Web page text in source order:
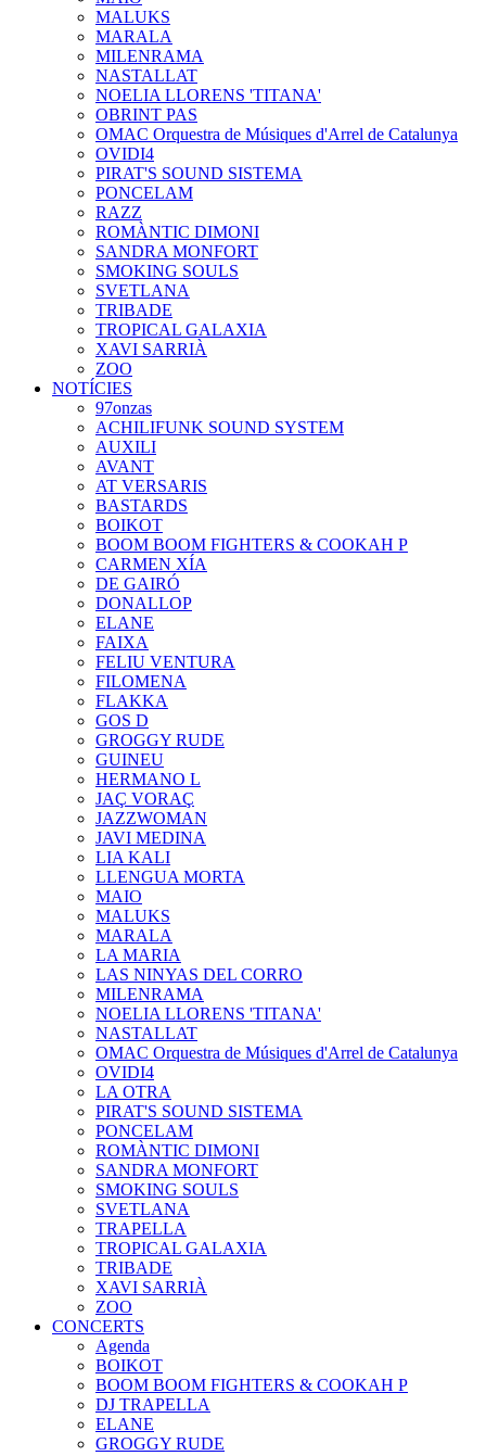
MALUKS
MARALA
MILENRAMA
NASTALLAT
NOELIA LLORENS 'TITANA'
OBRINT PAS
OMAC Orquestra de Músiques d'Arrel de Catalunya
OVIDI4
PIRAT'S SOUND SISTEMA
PONCELAM
RAZZ
ROMÀNTIC DIMONI
SANDRA MONFORT
SMOKING SOULS
SVETLANA
TRIBADE
TROPICAL GALAXIA
XAVI SARRIÀ
ZOO
NOTÍCIES
97onzas
ACHILIFUNK SOUND SYSTEM
AUXILI
AVANT
AT VERSARIS
BASTARDS
BOIKOT
BOOM BOOM FIGHTERS & COOKAH P
CARMEN XÍA
DE GAIRÓ
DONALLOP
ELANE
FAIXA
FELIU VENTURA
FILOMENA
FLAKKA
GOS D
GROGGY RUDE
GUINEU
HERMANO L
JAÇ VORAÇ
JAZZWOMAN
JAVI MEDINA
LIA KALI
LLENGUA MORTA
MAIO
MALUKS
MARALA
LA MARIA
LAS NINYAS DEL CORRO
MILENRAMA
NOELIA LLORENS 'TITANA'
NASTALLAT
OMAC Orquestra de Músiques d'Arrel de Catalunya
OVIDI4
LA OTRA
PIRAT'S SOUND SISTEMA
PONCELAM
ROMÀNTIC DIMONI
SANDRA MONFORT
SMOKING SOULS
SVETLANA
TRAPELLA
TROPICAL GALAXIA
TRIBADE
XAVI SARRIÀ
ZOO
CONCERTS
Agenda
BOIKOT
BOOM BOOM FIGHTERS & COOKAH P
DJ TRAPELLA
ELANE
GROGGY RUDE